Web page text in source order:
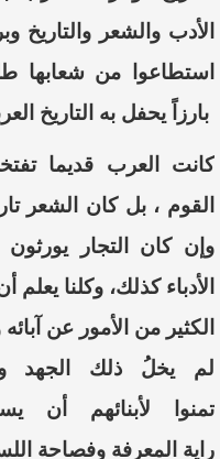
الأدب والشعر والتاريخ
استطاعوا من شعابها
بارزا يحفل به التاريخ
كانت العرب قديما
القوم ، بل كان الشعر تا
وإن كان التجار يورثون
الأدباء كذلك، وكلنا يعلم
الكثير من الأمور عن آبائه
لم
يخلُ ذلك الجهد
تمنوا لأبنائهم أن
راية المعرفة وفصاحة